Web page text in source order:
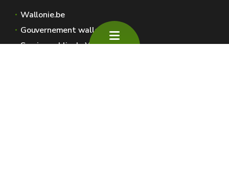
Wallonie.be
Gouvernement wallon
Service public de Wallonie